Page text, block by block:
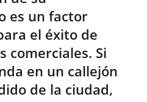
es un factor
el éxito de
comerciales. Si
en un callejón
de la ciudad,